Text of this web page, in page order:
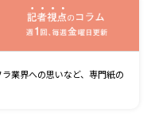
業界への思いなど、専門紙の